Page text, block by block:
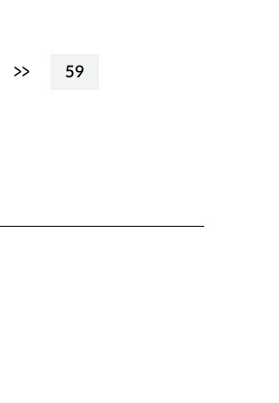
>> 59